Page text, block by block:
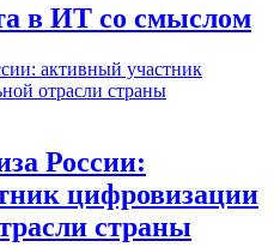
в ИТ со смыслом
России:
цифровизации
страны